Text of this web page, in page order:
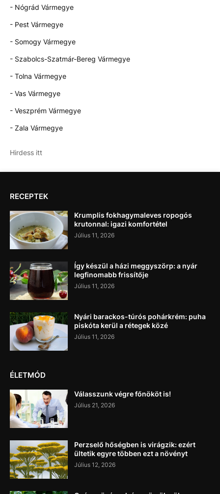
- Nógrád Vármegye
- Pest Vármegye
- Somogy Vármegye
- Szabolcs-Szatmár-Bereg Vármegye
- Tolna Vármegye
- Vas Vármegye
- Veszprém Vármegye
- Zala Vármegye
Hirdess itt
RECEPTEK
Krumplis fokhagymaleves ropogós
krutonnal: igazi komfortétel
Július 11, 2026
Így készül a házi meggyszörp: a nyár
legfinomabb frissítője
Július 11, 2026
Nyári barackos-túrós pohárkrém: puha
piskóta kerül a rétegek közé
Július 11, 2026
ÉLETMÓD
Válasszunk végre főnököt is!
Július 21, 2026
Perzselő hőségben is virágzik: ezért
ültetik egyre többen ezt a növényt
Július 12, 2026